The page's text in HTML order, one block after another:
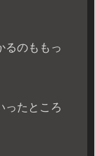
るのももっ
ったところ